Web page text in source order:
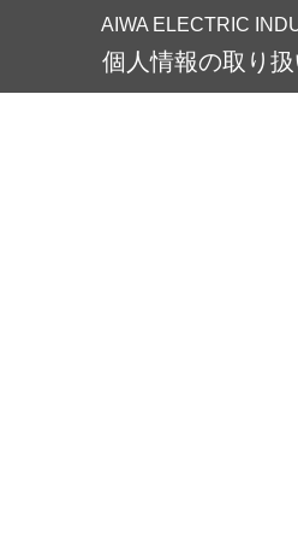
AIWA ELECTRIC
個人情報の取り